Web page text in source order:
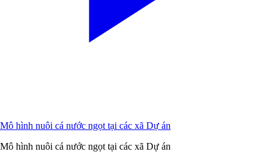
Mô hình nuôi cá nước ngọt tại các xã Dự án
Mô hình nuôi cá nước ngọt tại các xã Dự án